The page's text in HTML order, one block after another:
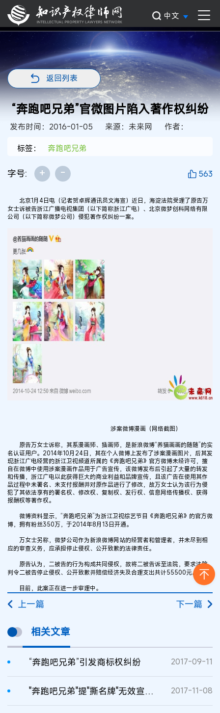
中文
返回列表
“奔跑吧兄弟”官微图片陷入著作权纠纷
发布时间：2016-01-05 来源：未来网
作者：
标签：
奔跑吧兄弟
字号: + - 563
北京1月4日电（记者贺卓辉通讯员文海宣）近日，海淀法院受理了原告万
女士诉被告浙江广播电视集团（以下简称浙江广电）、北京微梦创科网络有限
公司（以下简称微梦公司）侵犯著作权纠纷一案。
涉案微博漫画（网络截图）
原告万女士诉称，其系漫画师、插画师，是新浪微博“养猫画画的随随”的实
名认证用户。2014年10月24日，其在个人微博上发布了涉案漫画图片，后其发
现浙江广电经营的浙江卫视频道所属的《奔跑吧兄弟》官方微博未经许可，擅
自在微博中使用涉案漫画作品用于广告宣传，该微博发布后引起了大量的转发
和传播，浙江广电以此获得巨大的商业利益和品牌宣传，且该广告在使用其作
品过程中未署名、未支付报酬并对原作品进行了修改，故万女士认为该行为侵
犯了其依法享有的署名权、修改权、复制权、发行权、信息网络传播权、获得
报酬权等著作权。
微博资料显示，“奔跑吧兄弟”为浙江卫视综艺节目《奔跑吧兄弟》的官方微
博，拥有粉丝350万，于2014年8月13日开通。
万女士另称，微梦公司作为新浪微博网站的经营者和管理者，并未尽到相
应的审查义务，应承担停止侵权、公开致歉的法律责任。
原告认为，二被告的行为构成共同侵权，故将二被告诉至法院，要求法院
判令二被告停止侵权、公开致歉并赔偿经济失及合理支出共计55500元。
目前，此案正在进一步审理中。
上一篇 下一篇
相关文章
“奔跑吧兄弟”引发商标权纠纷 2017-09-11
"奔跑吧兄弟"提"撕名牌"无效宣告失败 2017-11-08